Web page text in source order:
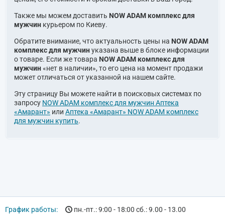
Также мы можем доставить NOW ADAM комплекс для
мужчин курьером по Киеву.
Обратите внимание, что актуальность цены на NOW ADAM
комплекс для мужчинуказана выше в блоке информации
о товаре. Если же товара NOW ADAM комплекс для
мужчин«нет в наличии», то его цена на момент продажи
может отличаться от указанной на нашем сайте.
Эту страницу Вы можете найти в поисковых системах по
запросу NOW ADAM комплекс для мужчин Аптека
«Амарант» или Аптека «Амарант» NOW ADAM комплекс
для мужчин купить.
График работы: пн.-пт.: 9:00 - 18:00 сб.: 9.00 - 13.00